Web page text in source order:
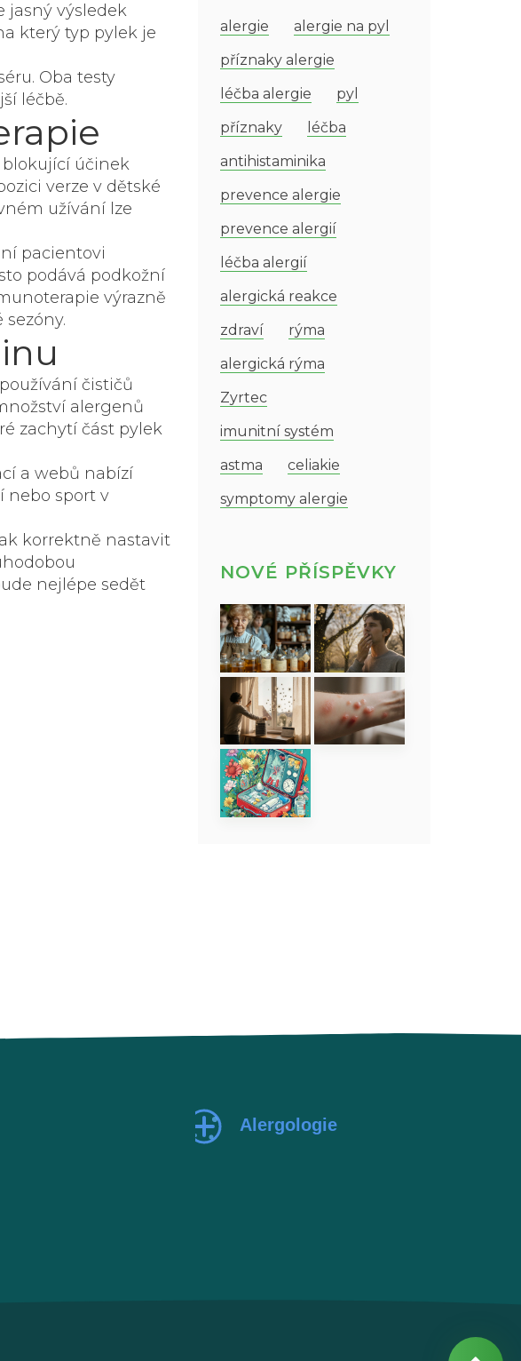
jasný výsledek
který typ pylek je
Oba testy
léčbě.
blokující účinek
verze v dětské
užívání lze
pacientovi
podává podkožní
výrazně
čističů
alergenů
zachytí část pylek
a webů nabízí
nebo sport v
korrektně nastavit
nejlépe sedět
alergie
alergie na pyl
příznaky alergie
léčba alergie
pyl
příznaky
léčba
antihistaminika
prevence alergie
prevence alergií
léčba alergií
alergická reakce
zdraví
rýma
alergická rýma
Zyrtec
imunitní systém
astma
celiakie
symptomy alergie
NOVÉ PŘÍSPĚVKY